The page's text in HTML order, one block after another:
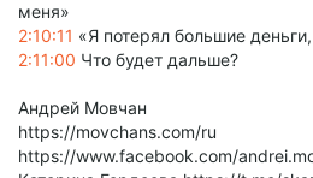
меня»
2:10:11 «Я потерял большие
2:11:00 Что будет дальше?
Андрей Мовчан
https://movchans.com/ru
https://www.facebook.com/